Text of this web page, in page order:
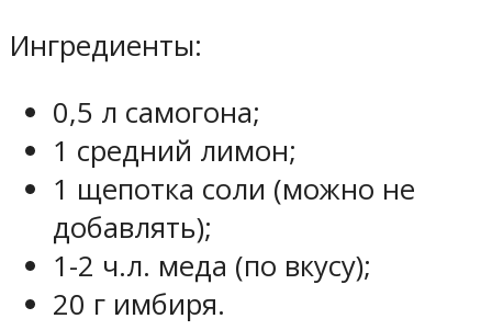
Ингредиенты:
0,5 л самогона;
1 средний лимон;
1 щепотка соли (можно не
добавлять);
1-2 ч.л. меда (по вкусу);
20 г имбиря.